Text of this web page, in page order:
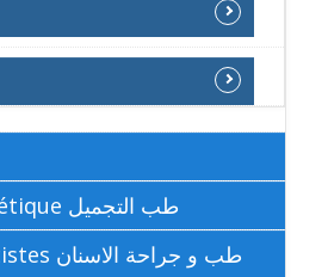
Medecins Esthétique طب التجميل
Médecins Dentistes طب و جراحة الاسنان